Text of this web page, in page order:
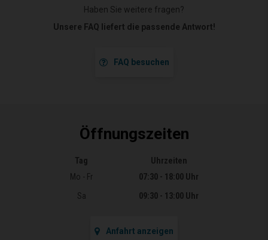
Haben Sie weitere fragen?
Unsere FAQ liefert die passende Antwort!
FAQ besuchen
Öffnungszeiten
Öffnungszeiten
Tag
Uhrzeiten
Mo - Fr
07:30 - 18:00 Uhr
Sa
09:30 - 13:00 Uhr
Anfahrt anzeigen